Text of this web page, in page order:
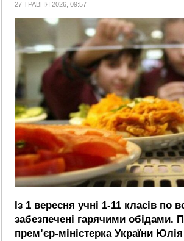
27 ТРАВНЯ 2026, 09:57
Із 1 вересня учні 1-11 класів по
забезпечені гарячими обідами.
прем’єр-міністерка України